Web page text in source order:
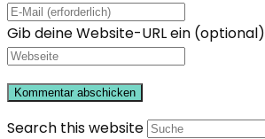
Gib deine Website-URL ein (optional)
Search this website